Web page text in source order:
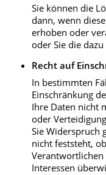
Sie können die
dann, wenn
erhoben oder
oder Sie die
Recht auf
In bestimmten
Einschränkung
Ihre Daten nicht
oder
Sie Widerspruch
nicht feststeht,
Interessen